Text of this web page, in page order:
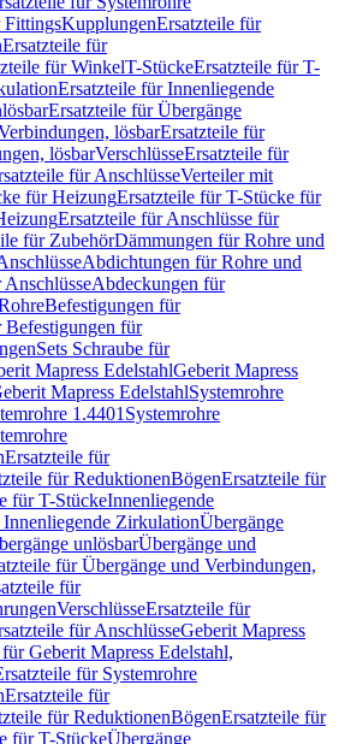
FittingsKupplungenErsatzteile für
Ersatzteile für
für WinkelT-StückeErsatzteile für T-
Ersatzteile für Innenliegende
Ersatzteile für Übergänge
lösbarErsatzteile für
lösbarVerschlüsseErsatzteile für
für AnschlüsseVerteiler mit
für HeizungErsatzteile für T-Stücke für
Ersatzteile für Anschlüsse für
für ZubehörDämmungen für Rohre und
Abdichtungen für Rohre und
Abdeckungen für
Befestigungen für
Befestigungen für
Sets Schraube für
Mapress EdelstahlGeberit Mapress
Mapress EdelstahlSystemrohre
1.4401 Systemrohre
Ersatzteile für
für ReduktionenBögenErsatzteile für
für T-StückeInnenliegende
ZirkulationÜbergänge
unlösbarÜbergänge und
für Übergänge und Verbindungen,
für
VerschlüsseErsatzteile für
für AnschlüsseGeberit Mapress
Geberit Mapress Edelstahl,
für Systemrohre
Ersatzteile für
für ReduktionenBögenErsatzteile für
für T-StückeÜbergänge